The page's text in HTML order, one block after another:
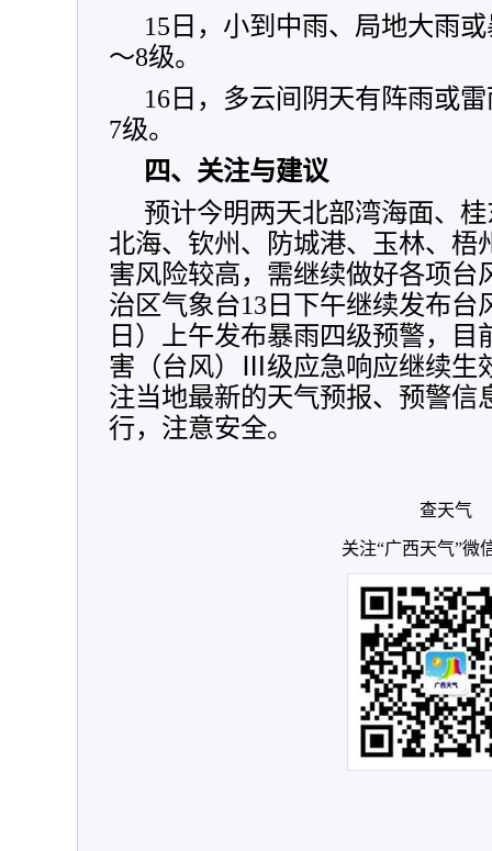
15日，小到中雨、局地大雨
～8级。
16日，多云间阴天有阵雨或
7级。
四、关注与建议
预计今明两天北部湾海面、
北海、钦州、防城港、玉林、梧
害风险较高，需继续做好各项台
治区气象台13日下午继续发布台
日）上午发布暴雨四级预警，
害（台风）Ⅲ级应急响应继续生
注当地最新的天气预报、预警信
行，注意安全。
查天气
关注“广西天气”微